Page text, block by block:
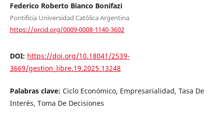
Federico Roberto Bianco Bonifazi
Pontificia Universidad Católica Argentina
https://orcid.org/0009-0008-1140-3602
DOI: https://doi.org/10.18041/2539-
3669/gestion_libre.19.2025.13248
Palabras clave: Ciclo Económico, Empresarialidad, Tasa De
Interés, Toma De Decisiones